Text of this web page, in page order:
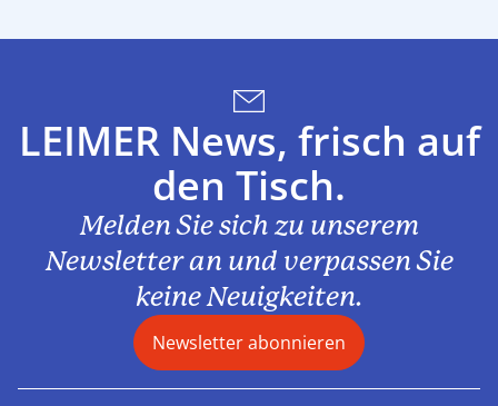
LEIMER News, frisch auf
den Tisch.
Melden Sie sich zu unserem
Newsletter an und verpassen Sie
keine Neuigkeiten.
Newsletter abonnieren